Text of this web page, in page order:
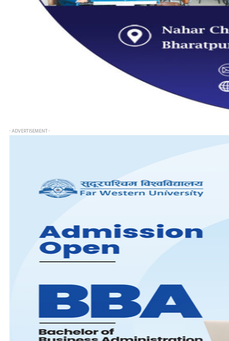
- ADVERTISEMENT -